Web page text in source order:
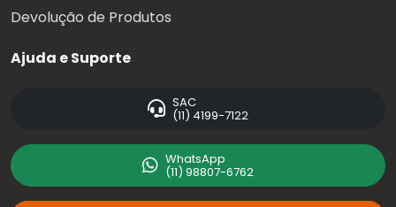
Devolução de Produtos
Ajuda e Suporte
SAC
(11) 4199-7122
WhatsApp
(11) 98807-6762